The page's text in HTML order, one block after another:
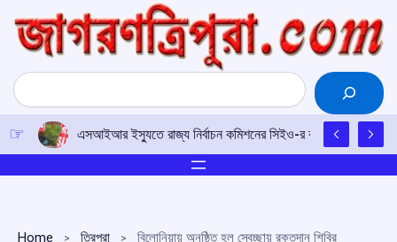
content
Search
এসআইআর ইস্যুতে রাজ্য নির্বাচন কমিশনের সিইও-র কাছে
Home ত্রিপুরা বিলোনিয়ায় অনুষ্ঠিত হল স্বেচ্ছায় রক্তদান শিবির